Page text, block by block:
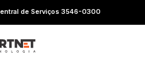
de Serviços 3546-0300